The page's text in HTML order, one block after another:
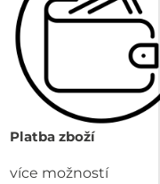
Platba zboží
více možností